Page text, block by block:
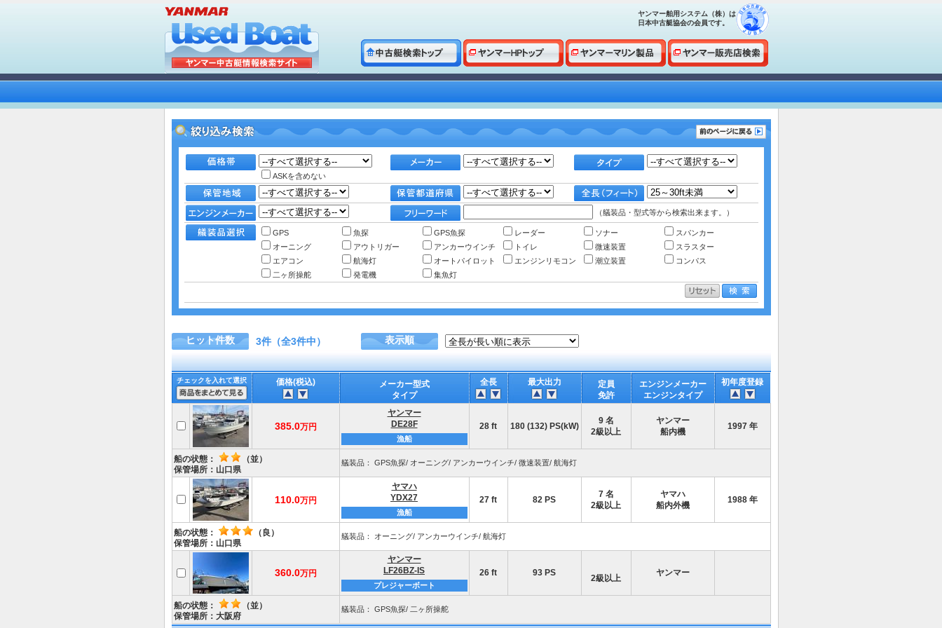
ヤンマー舶用システム（株）は
日本中古艇協会の会員です。
ASKを含めない
（艤装品・型式等から検索出来ます。）
GPS 魚探 GPS魚探 レーダー ソナー
スパンカー
オーニング
アウトリガー アンカーウインチ トイレ 微速装置
スラスター
エアコン
航海灯 オートパイロット エンジンリモコン 潮立装置
コンパス
二ヶ所操舵
発電機 集魚灯
ヒット件数 3件（全3件中） 表示順
チェックを入れて選択 価格(税込)
メーカー型式
タイプ
全長 最大出力
定員
免許
エンジンメーカー
エンジンタイプ
初年度登録
385.0万円
ヤンマー
DE28F
漁船
28 ft 180 (132) PS(kW)
9 名
2級以上
ヤンマー
船内機
1997 年
船の状態：
（並）
保管場所：山口県
艤装品： GPS魚探/ オーニング/ アンカーウインチ/ 微速装置/ 航海灯
110.0万円
ヤマハ
YDX27
漁船
27 ft 82 PS
7 名
2級以上
ヤマハ
船内外機
1988 年
船の状態：
（良）
保管場所：山口県
艤装品： オーニング/ アンカーウインチ/ 航海灯
360.0万円
ヤンマー
LF26BZ-IS
プレジャーボート
26 ft 93 PS
2級以上
ヤンマー
船の状態：
（並）
保管場所：大阪府
艤装品： GPS魚探/ 二ヶ所操舵